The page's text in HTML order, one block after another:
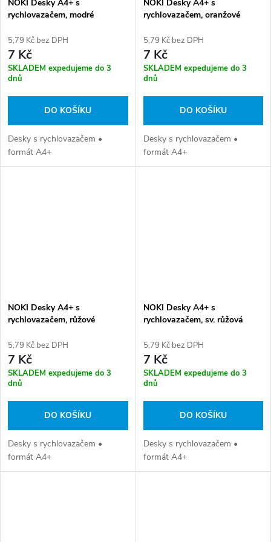
NOKI Desky A4+ s
rychlovazačem, modré
5,79 Kč bez DPH
7 Kč
SKLADEM expedujeme do 3
dnů
DO KOŠÍKU
Desky s rychlovazačem •
formát A4+
NOKI Desky A4+ s
rychlovazačem, oranžové
5,79 Kč bez DPH
7 Kč
SKLADEM expedujeme do 3
dnů
DO KOŠÍKU
Desky s rychlovazačem •
formát A4+
NOKI Desky A4+ s
rychlovazačem, růžové
5,79 Kč bez DPH
7 Kč
SKLADEM expedujeme do 3
dnů
DO KOŠÍKU
Desky s rychlovazačem •
formát A4+
NOKI Desky A4+ s
rychlovazačem, sv. růžová
5,79 Kč bez DPH
7 Kč
SKLADEM expedujeme do 3
dnů
DO KOŠÍKU
Desky s rychlovazačem •
formát A4+